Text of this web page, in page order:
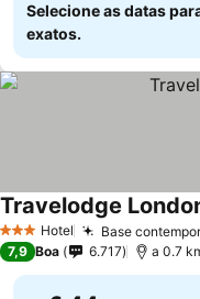
Selecione as datas
exatos.
3 EstrelasHotel Base
Travelodge
7,9 Boa 6.717 a 0.7